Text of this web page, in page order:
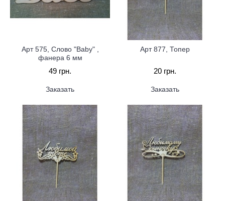
Арт 575, Слово "Baby" ,
фанера 6 мм
49 грн.
Заказать
Арт 877, Топер
20 грн.
Заказать